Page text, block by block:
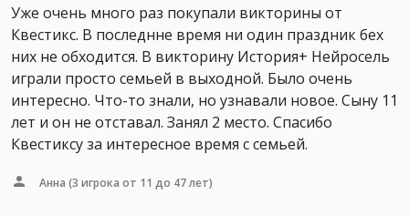
Уже очень много раз покупали викторины от
Квестикс. В последнне время ни один праздник бех
них не обходится. В викторину История+ Нейросель
играли просто семьей в выходной. Было очень
интересно. Что-то знали, но узнавали новое. Сыну 11
лет и он не отставал. Занял 2 место. Спасибо
Квестиксу за интересное время с семьей.
Анна (3 игрока от 11 до 47 лет)